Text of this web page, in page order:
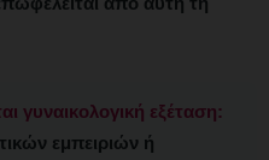
γυναικολογική εξέταση:
εμπειριών ή